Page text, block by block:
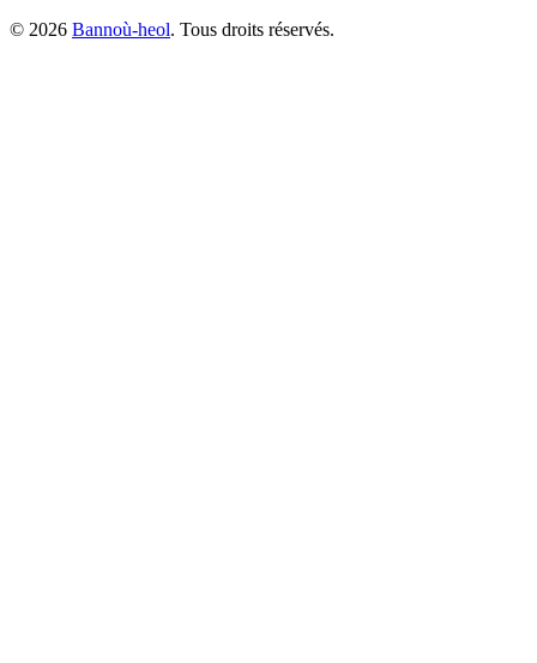
© 2026 Bannoù-heol. Tous droits réservés.